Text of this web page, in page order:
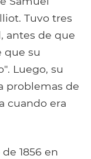
Tuvo tres
antes de que
que su
Luego, su
problemas de
cuando era
1856 en